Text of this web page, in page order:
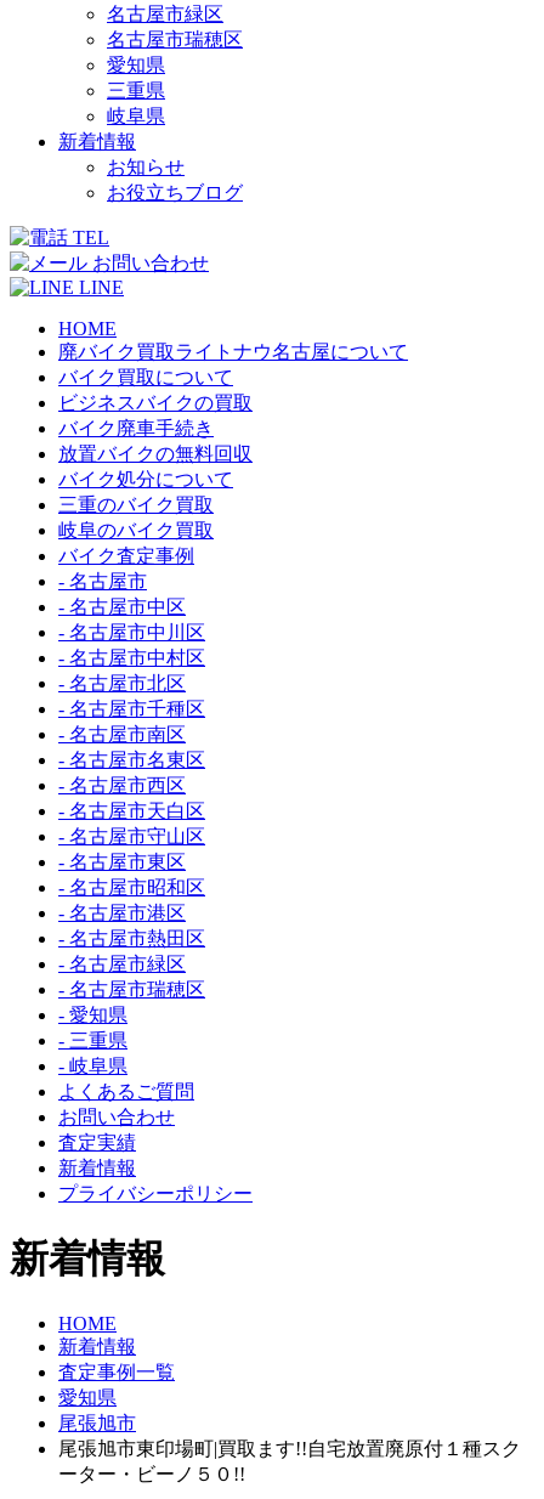
名古屋市緑区
名古屋市瑞穂区
愛知県
三重県
岐阜県
新着情報
お知らせ
お役立ちブログ
TEL
お問い合わせ
LINE
HOME
廃バイク買取ライトナウ名古屋について
バイク買取について
ビジネスバイクの買取
バイク廃車手続き
放置バイクの無料回収
バイク処分について
三重のバイク買取
岐阜のバイク買取
バイク査定事例
- 名古屋市
- 名古屋市中区
- 名古屋市中川区
- 名古屋市中村区
- 名古屋市北区
- 名古屋市千種区
- 名古屋市南区
- 名古屋市名東区
- 名古屋市西区
- 名古屋市天白区
- 名古屋市守山区
- 名古屋市東区
- 名古屋市昭和区
- 名古屋市港区
- 名古屋市熱田区
- 名古屋市緑区
- 名古屋市瑞穂区
- 愛知県
- 三重県
- 岐阜県
よくあるご質問
お問い合わせ
査定実績
新着情報
プライバシーポリシー
新着情報
HOME
新着情報
査定事例一覧
愛知県
尾張旭市
尾張旭市東印場町|買取ます!!自宅放置廃原付１種スク
ーター・ビーノ５０!!